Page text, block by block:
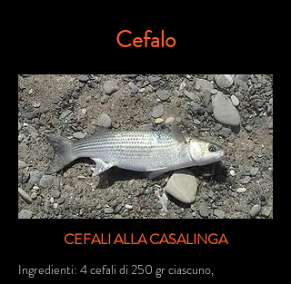
Cefalo
CEFALI ALLA CASALINGA
Ingredienti: 4 cefali di 250 gr ciascuno,